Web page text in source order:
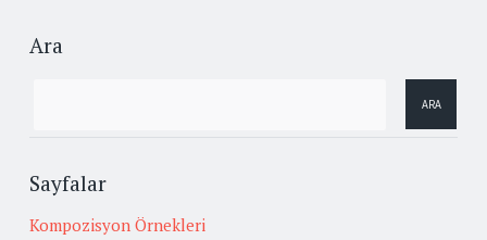
Ara
Sayfalar
Kompozisyon Örnekleri